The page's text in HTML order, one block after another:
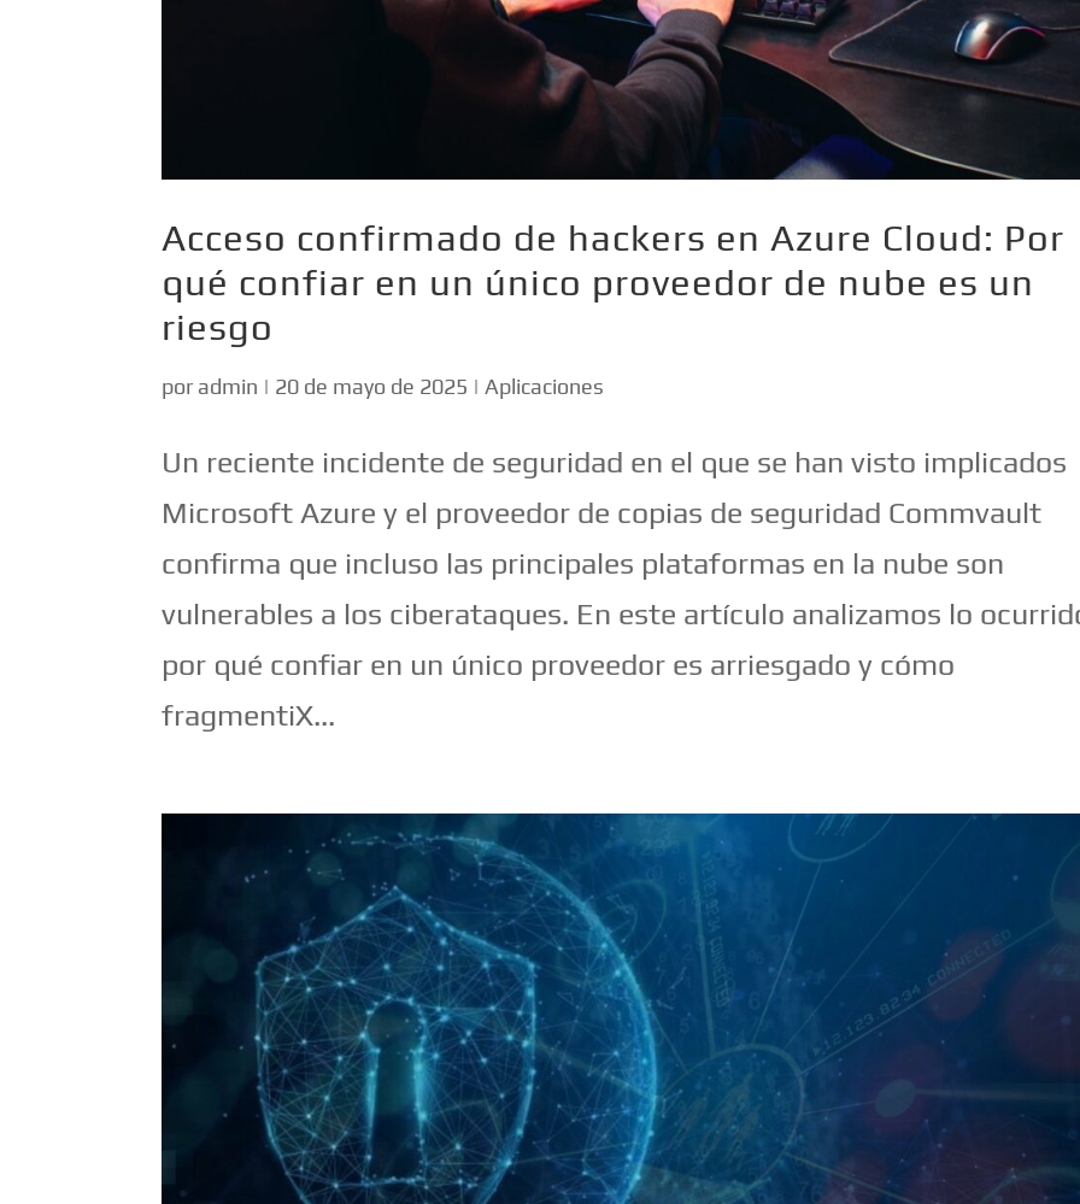
Acceso confirmado de hackers en Azure Cloud: Por
qué confiar en un único proveedor de nube es un
riesgo
por admin | 20 de mayo de 2025 |Aplicaciones
Un reciente incidente de seguridad en el que se han visto implicados
Microsoft Azure y el proveedor de copias de seguridad Commvault
confirma que incluso las principales plataformas en la nube son
vulnerables a los ciberataques. En este artículo analizamos lo
por qué confiar en un único proveedor es arriesgado y cómo
fragmentiX...